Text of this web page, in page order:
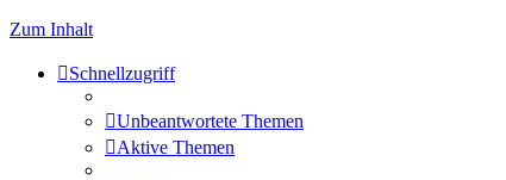
Zum Inhalt
Schnellzugriff
Unbeantwortete Themen
Aktive Themen